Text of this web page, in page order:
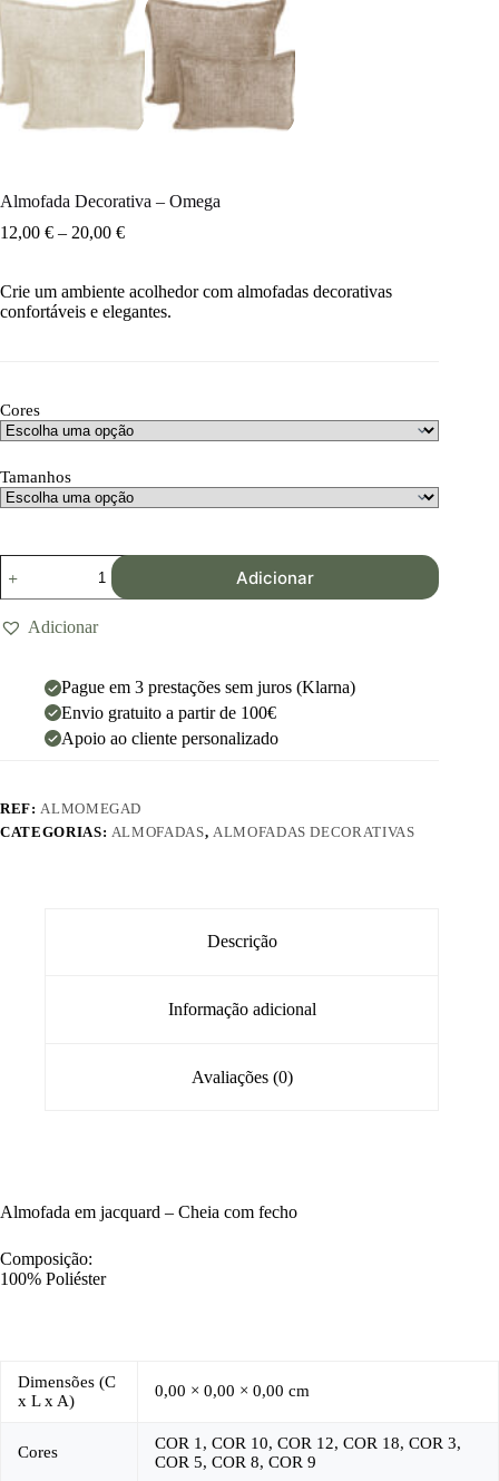
Almofada Decorativa – Omega
12,00 € – 20,00 €
Crie um ambiente acolhedor com almofadas decorativas
confortáveis e elegantes.
Cores
Tamanhos
Adicionar
Adicionar
Pague em 3 prestações sem juros (Klarna)
Envio gratuito a partir de 100€
Apoio ao cliente personalizado
REF: ALMOMEGAD
CATEGORIAS: ALMOFADAS, ALMOFADAS DECORATIVAS
Descrição
Informação adicional
Avaliações (0)
Almofada em jacquard – Cheia com fecho
Composição:
100% Poliéster
Dimensões (C
x L x A)
0,00 × 0,00 × 0,00 cm
Cores
COR 1, COR 10, COR 12, COR 18, COR 3,
COR 5, COR 8, COR 9